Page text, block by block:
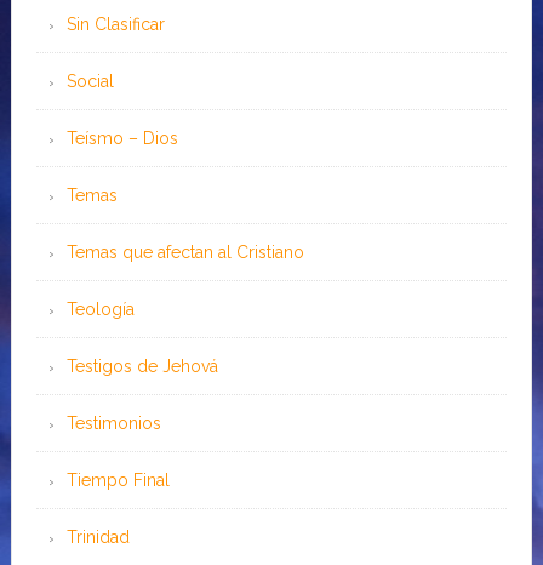
Sin Clasificar
Social
Teísmo – Dios
Temas
Temas que afectan al Cristiano
Teología
Testigos de Jehová
Testimonios
Tiempo Final
Trinidad